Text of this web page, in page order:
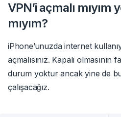
VPN’i açmalı mıyım
mıyım?
iPhone’unuzda internet
açmalısınız. Kapalı
durum yoktur ancak yine de
çalışacağız.